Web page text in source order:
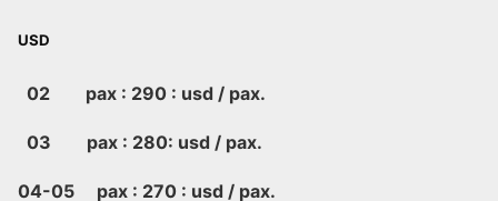
USD
02 pax : 290 : usd / pax.
03 pax : 280: usd / pax.
04-05 pax : 270 : usd / pax.